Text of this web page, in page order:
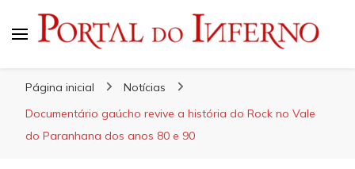
Página inicial
Notícias
Documentário gaúcho revive a história do Rock no Vale
do Paranhana dos anos 80 e 90